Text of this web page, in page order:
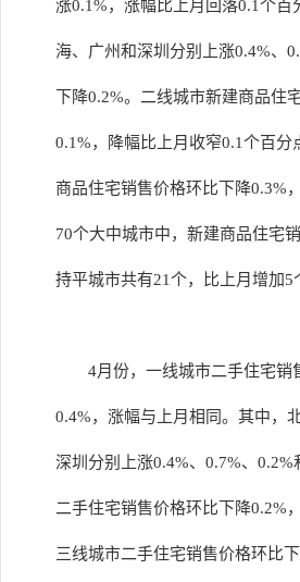
涨0.1%，涨幅比上月回落0.1个百
海、广州和深圳分别上涨0.4%、
下降0.2%。二线城市新建商品住
0.1%，降幅比上月收窄0.1个百分
商品住宅销售价格环比下降0.3%
70个大中城市中，新建商品住宅
持平城市共有21个，比上月增加5
4月份，一线城市二手住宅销
0.4%，涨幅与上月相同。其中，
深圳分别上涨0.4%、0.7%、0.2%
二手住宅销售价格环比下降0.2%
三线城市二手住宅销售价格环比